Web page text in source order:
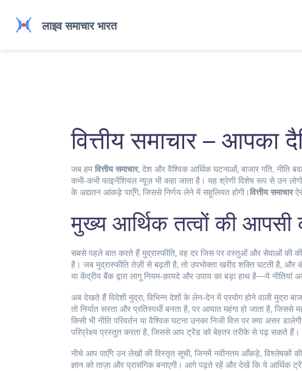
वित्तीय समाचार – आपका
जब हमवित्तीय समाचार, देश और वैश्विक आर्थिक घटनाओं, बाजार गति, नीति
कभी‑कभी फाइनेंशियल न्यूज़ भी कहा जाता है। यह श्रेणी विशेष रूप से उन
के अद्यतन आंकड़े पाएँगे, जिससे निर्णय लेने में सहूलियत होगी।वित्तीय समाचार
मुख्य आर्थिक तत्वों की आपसी
सबसे पहले बात करते हैंमुद्रास्फीति, वह दर जिस पर वस्तुओं और सेवाओं की
है। जब मुद्रास्फीति तेज़ी से बढ़ती है, तो उपभोक्ता खरीद शक्ति घटती है, और
या केंद्रीय बैंक द्वारा लागू नियम‑क़ायदे और उपाय का बड़ा हाथ है—ये नीतियां
अब देखते हैंविदेशी मुद्रा, विभिन्न देशों के लेन‑देन में प्रयोग होने वाली मुद्रा
तो निर्यात सस्ता और प्रतिस्पर्धी बनता है, पर आयात महंगा हो जाता है,
किसी भी नीति परिवर्तन या वैश्विक घटना उनका निजी वित्त पर क्या असर
परिप्रेक्ष्य प्रस्तुत करता है, जिससे आप ट्रेंड को बेहतर तरीके से पढ़ सकते हैं।
नीचे आप पाएँगे उन लेखों की विस्तृत सूची, जिनमें नवीनतम आँकड़े, विश्लेषकों की
ज्ञान को ताज़ा और प्रासंगिक बनाएगी। आगे पढ़ते रहें और देखें कि ये आर्थिक